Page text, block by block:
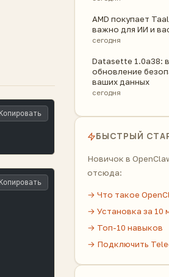
Копировать
Копировать
AMD покупает
важно для ИИ и
сегодня
Datasette 1.0a38:
обновление
ваших данных
сегодня
БЫСТРЫЙ
Новичок в
отсюда:
→ Что такое
→ Установка за 10
→ Топ-10 навыков
→ Подключить